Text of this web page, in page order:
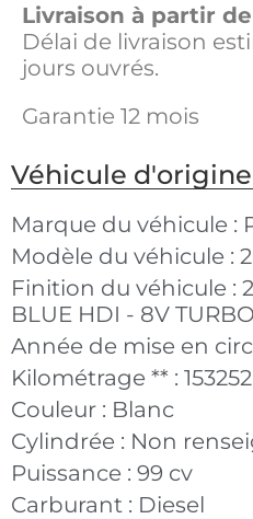
Livraison à partir
Délai de livraison
jours ouvrés.
Garantie 12 mois
Véhicule d'origine
Marque du véhicule :
Modèle du véhicule :
Finition du véhicule :
BLUE HDI - 8V TURBO
Année de mise en
Kilométrage ** :
Couleur : Blanc
Cylindrée : Non
Puissance : 99 cv
Carburant : Diesel